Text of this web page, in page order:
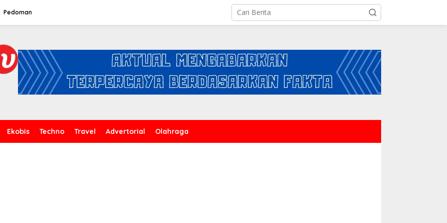
Pedoman
Ekobis Techno Travel Advertorial Olahraga